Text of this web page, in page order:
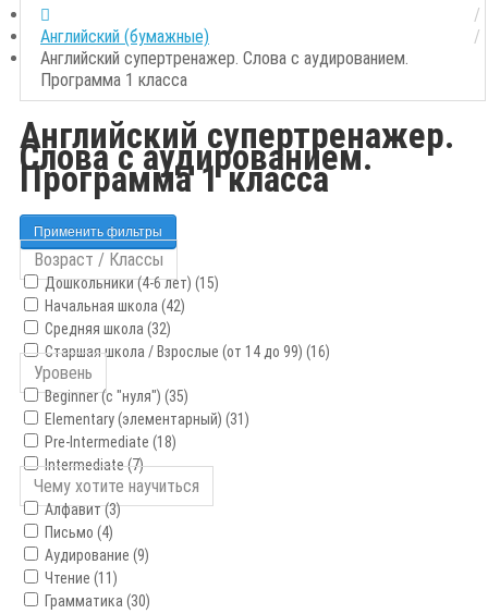
Английский (бумажные)
Английский супертренажер. Слова с аудированием.
Программа 1 класса
Английский супертренажер.
Слова с аудированием.
Программа 1 класса
Применить фильтры
Возраст / Классы
Дошкольники (4-6 лет) (15)
Начальная школа (42)
Средняя школа (32)
Старшая школа / Взрослые (от 14 до 99) (16)
Уровень
Beginner (с "нуля") (35)
Elementary (элементарный) (31)
Pre-Intermediate (18)
Intermediate (7)
Чему хотите научиться
Алфавит (3)
Письмо (4)
Аудирование (9)
Чтение (11)
Грамматика (30)